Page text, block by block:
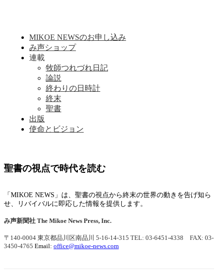
MIKOE NEWSのお申し込み
み声ショップ
連載
牧師つれづれ日記
論説
終わりの日時計
終末
聖書
出版
使命とビジョン
聖書の視点で時代を読む
「MIKOE NEWS」は、聖書の視点から終末の世界の動きを告げ知ら
せ、リバイバルに即応した情報を提供します。
み声新聞社 The Mikoe News Press, Inc.
〒140-0004 東京都品川区南品川 5-16-14-315 TEL: 03-6451-4338 FAX: 03-
3450-4765 Email: office@mikoe-news.com